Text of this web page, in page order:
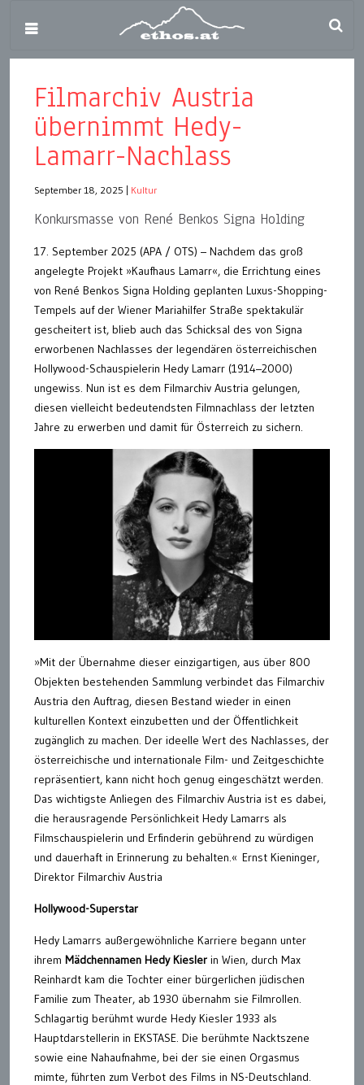
Filmarchiv Austria
übernimmt Hedy-
Lamarr-Nachlass
September 18, 2025 Kultur
Konkursmasse von René Benkos Signa Holding
17. September 2025 (APA / OTS) – Nachdem das groß
angelegte Projekt »Kaufhaus Lamarr«, die Errichtung eines
von René Benkos Signa Holding geplanten Luxus-Shopping-
Tempels auf der Wiener Mariahilfer Straße spektakulär
gescheitert ist, blieb auch das Schicksal des von Signa
erworbenen Nachlasses der legendären österreichischen
Hollywood-Schauspielerin Hedy Lamarr (1914–2000)
ungewiss. Nun ist es dem Filmarchiv Austria gelungen,
diesen vielleicht bedeutendsten Filmnachlass der letzten
Jahre zu erwerben und damit für Österreich zu sichern.
»Mit der Übernahme dieser einzigartigen, aus über 800
Objekten bestehenden Sammlung verbindet das Filmarchiv
Austria den Auftrag, diesen Bestand wieder in einen
kulturellen Kontext einzubetten und der Öffentlichkeit
zugänglich zu machen. Der ideelle Wert des Nachlasses, der
österreichische und internationale Film- und Zeitgeschichte
repräsentiert, kann nicht hoch genug eingeschätzt werden.
Das wichtigste Anliegen des Filmarchiv Austria ist es dabei,
die herausragende Persönlichkeit Hedy Lamarrs als
Filmschauspielerin und Erfinderin gebührend zu würdigen
und dauerhaft in Erinnerung zu behalten.« Ernst Kieninger,
Direktor Filmarchiv Austria
Hollywood-Superstar
Hedy Lamarrs außergewöhnliche Karriere begann unter
ihrem Mädchennamen Hedy Kiesler in Wien, durch Max
Reinhardt kam die Tochter einer bürgerlichen jüdischen
Familie zum Theater, ab 1930 übernahm sie Filmrollen.
Schlagartig berühmt wurde Hedy Kiesler 1933 als
Hauptdarstellerin in EKSTASE. Die berühmte Nacktszene
sowie eine Nahaufnahme, bei der sie einen Orgasmus
mimte, führten zum Verbot des Films in NS-Deutschland.